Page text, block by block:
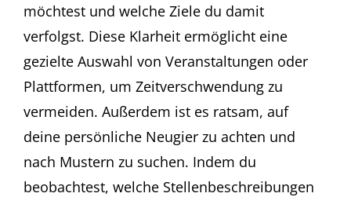
möchtest und welche Ziele du damit
verfolgst. Diese Klarheit ermöglicht eine
gezielte Auswahl von Veranstaltungen oder
Plattformen, um Zeitverschwendung zu
vermeiden. Außerdem ist es ratsam, auf
deine persönliche Neugier zu achten und
nach Mustern zu suchen. Indem du
beobachtest, welche Stellenbeschreibungen